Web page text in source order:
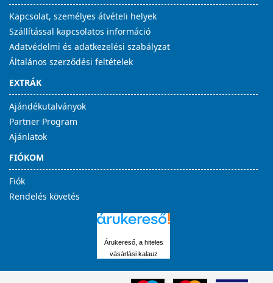
Kapcsolat, személyes átvételi helyek
Szállítással kapcsolatos információ
Adatvédelmi és adatkezelési szabályzat
Általános szerződési feltételek
EXTRÁK
Ajándékutalványok
Partner Program
Ajánlatok
FIÓKOM
Fiók
Rendelés követés
Árukereső, a hiteles
vásárlási kalauz